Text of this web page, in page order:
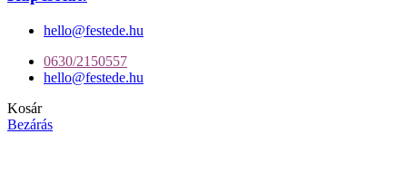
hello@festede.hu
0630/2150557
hello@festede.hu
Kosár
Bezárás